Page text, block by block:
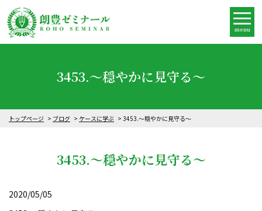
menu
3453.～穏やかに見守る～
トップページ ブログ ケースに学ぶ 3453.～穏やかに見守る～
3453.～穏やかに見守る～
2020/05/05